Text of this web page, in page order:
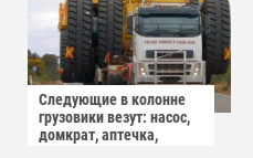
Следующие в колонне
грузовики везут: насос,
домкрат, аптечка,